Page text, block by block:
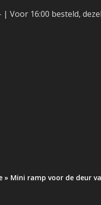
Voor 16:00 besteld,
» Mini ramp voor de deur